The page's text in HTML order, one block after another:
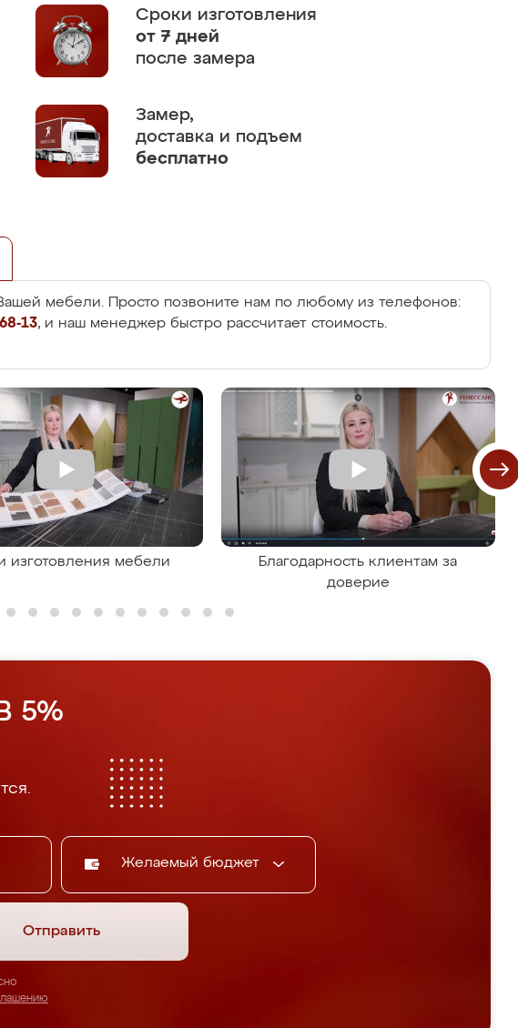
Сроки изготовления
от 7 дней
после замера
Замер,
доставка и подъем
бесплатно
мебели. Просто позвоните нам по любому из телефонов:
13, и наш менеджер быстро рассчитает стоимость.
изготовления мебели
Благодарность клиентам за
доверие
5%
Желаемый бюджет
Отправить